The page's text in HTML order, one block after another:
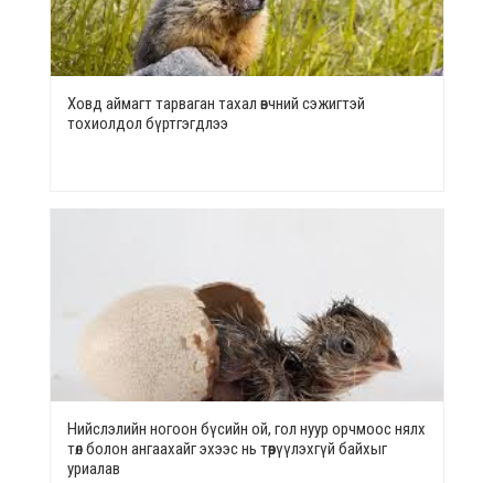
Ховд аймагт тарваган тахал өвчний сэжигтэй
тохиолдол бүртгэгдлээ
Нийслэлийн ногоон бүсийн ой, гол нуур орчмоос нялх
төл болон ангаахайг эхээс нь төөрүүлэхгүй байхыг
уриалав